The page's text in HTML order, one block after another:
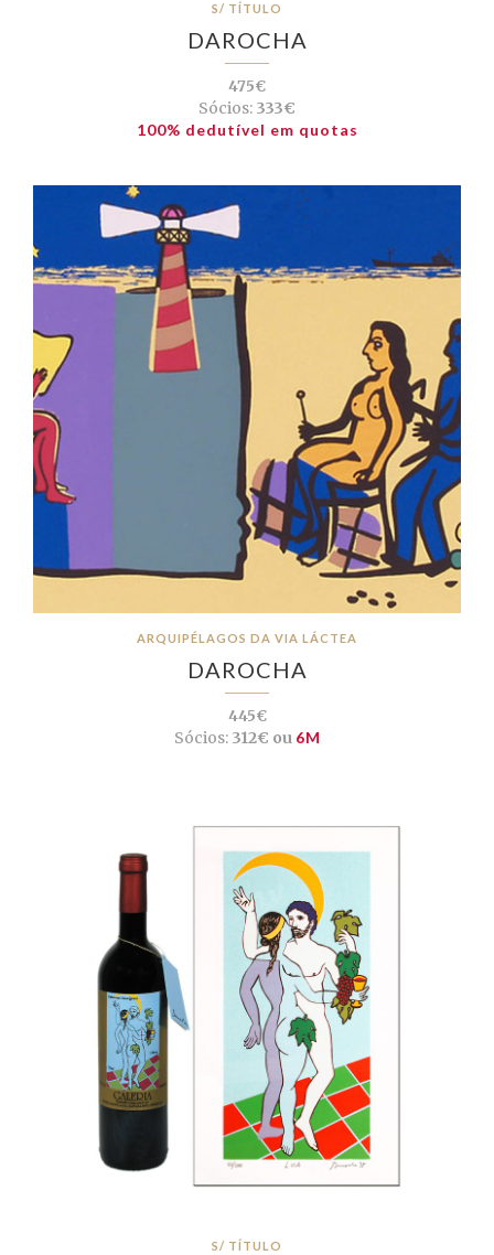
S/ TÍTULO
DAROCHA
475€
Sócios: 333€
100% dedutível em quotas
ARQUIPÉLAGOS DA VIA LÁCTEA
DAROCHA
445€
Sócios:312€ ou 6M
S/ TÍTULO